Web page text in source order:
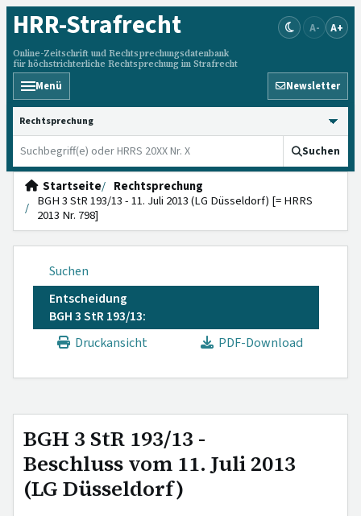
HRR-Strafrecht
Online-Zeitschrift und Rechtsprechungsdatenbank
für höchstrichterliche Rechtsprechung im Strafrecht
A- A+
Menü Newsletter
HRRS durchsuchen
Suchen
Startseite
Rechtsprechung
BGH 3 StR 193/13 - 11. Juli 2013 (LG Düsseldorf) [= HRRS
2013 Nr. 798]
Suchen
Entscheidung
BGH 3 StR 193/13:
Druckansicht
PDF-Download
BGH 3 StR 193/13 -
Beschluss vom 11. Juli 2013
(LG Düsseldorf)